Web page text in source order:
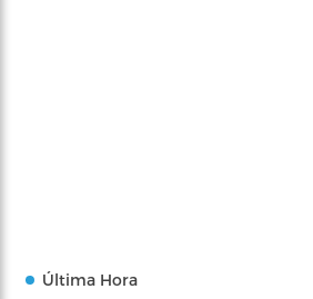
Última Hora